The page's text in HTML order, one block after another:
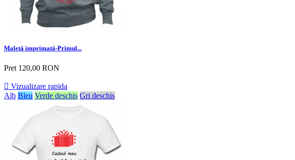
Maletă imprimată-Primul...
Pret 120,00 RON
 Vizualizare rapida
Alb Bleu Verde deschis Gri deschis